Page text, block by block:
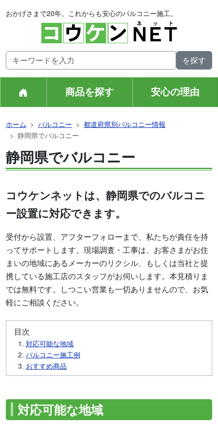
おかげさまで20年。これからも安心のバルコニー施工。
商品を探す 安心の理由
ホーム バルコニー
都道府県別バルコニー情報
静岡県でバルコニー
静岡県でバルコニー
コウケンネットは、静岡県でのバルコニ
ー設置に対応できます。
受付から設置、アフターフォローまで、私たちが責任を持
ってサポートします。現場調査・工事は、お客さまがお住
まいの地域にあるメーカーのリクシル、もしくは当社と提
携している施工店のスタッフがお伺いします。本見積りま
では無料です。しつこい営業も一切ありませんので、お気
軽にご相談ください。
目次
対応可能な地域
バルコニー施工例
おすすめ商品
対応可能な地域